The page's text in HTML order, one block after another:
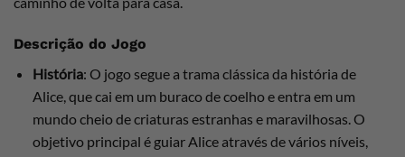
Descrição do Jogo
História: O jogo segue a trama clássica da história de
Alice, que cai em um buraco de coelho e entra em um
mundo cheio de criaturas estranhas e maravilhosas. O
objetivo principal é guiar Alice através de vários níveis,